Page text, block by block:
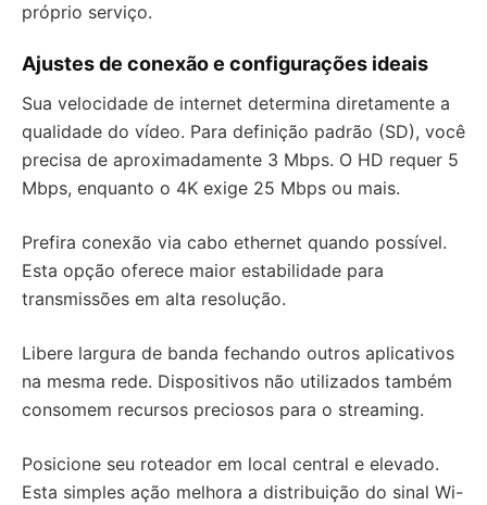
próprio serviço.
Ajustes de conexão e configurações ideais
Sua velocidade de internet determina diretamente a
qualidade do vídeo. Para definição padrão (SD), você
precisa de aproximadamente 3 Mbps. O HD requer 5
Mbps, enquanto o 4K exige 25 Mbps ou mais.
Prefira conexão via cabo ethernet quando possível.
Esta opção oferece maior estabilidade para
transmissões em alta resolução.
Libere largura de banda fechando outros aplicativos
na mesma rede. Dispositivos não utilizados também
consomem recursos preciosos para o streaming.
Posicione seu roteador em local central e elevado.
Esta simples ação melhora a distribuição do sinal Wi-